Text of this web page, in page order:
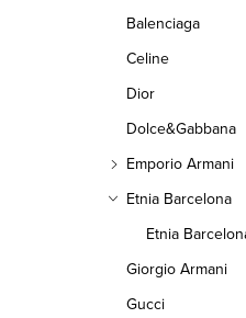
Balenciaga
Celine
Dior
Dolce&Gabbana
Emporio Armani
Etnia Barcelona
Etnia
Giorgio Armani
Gucci